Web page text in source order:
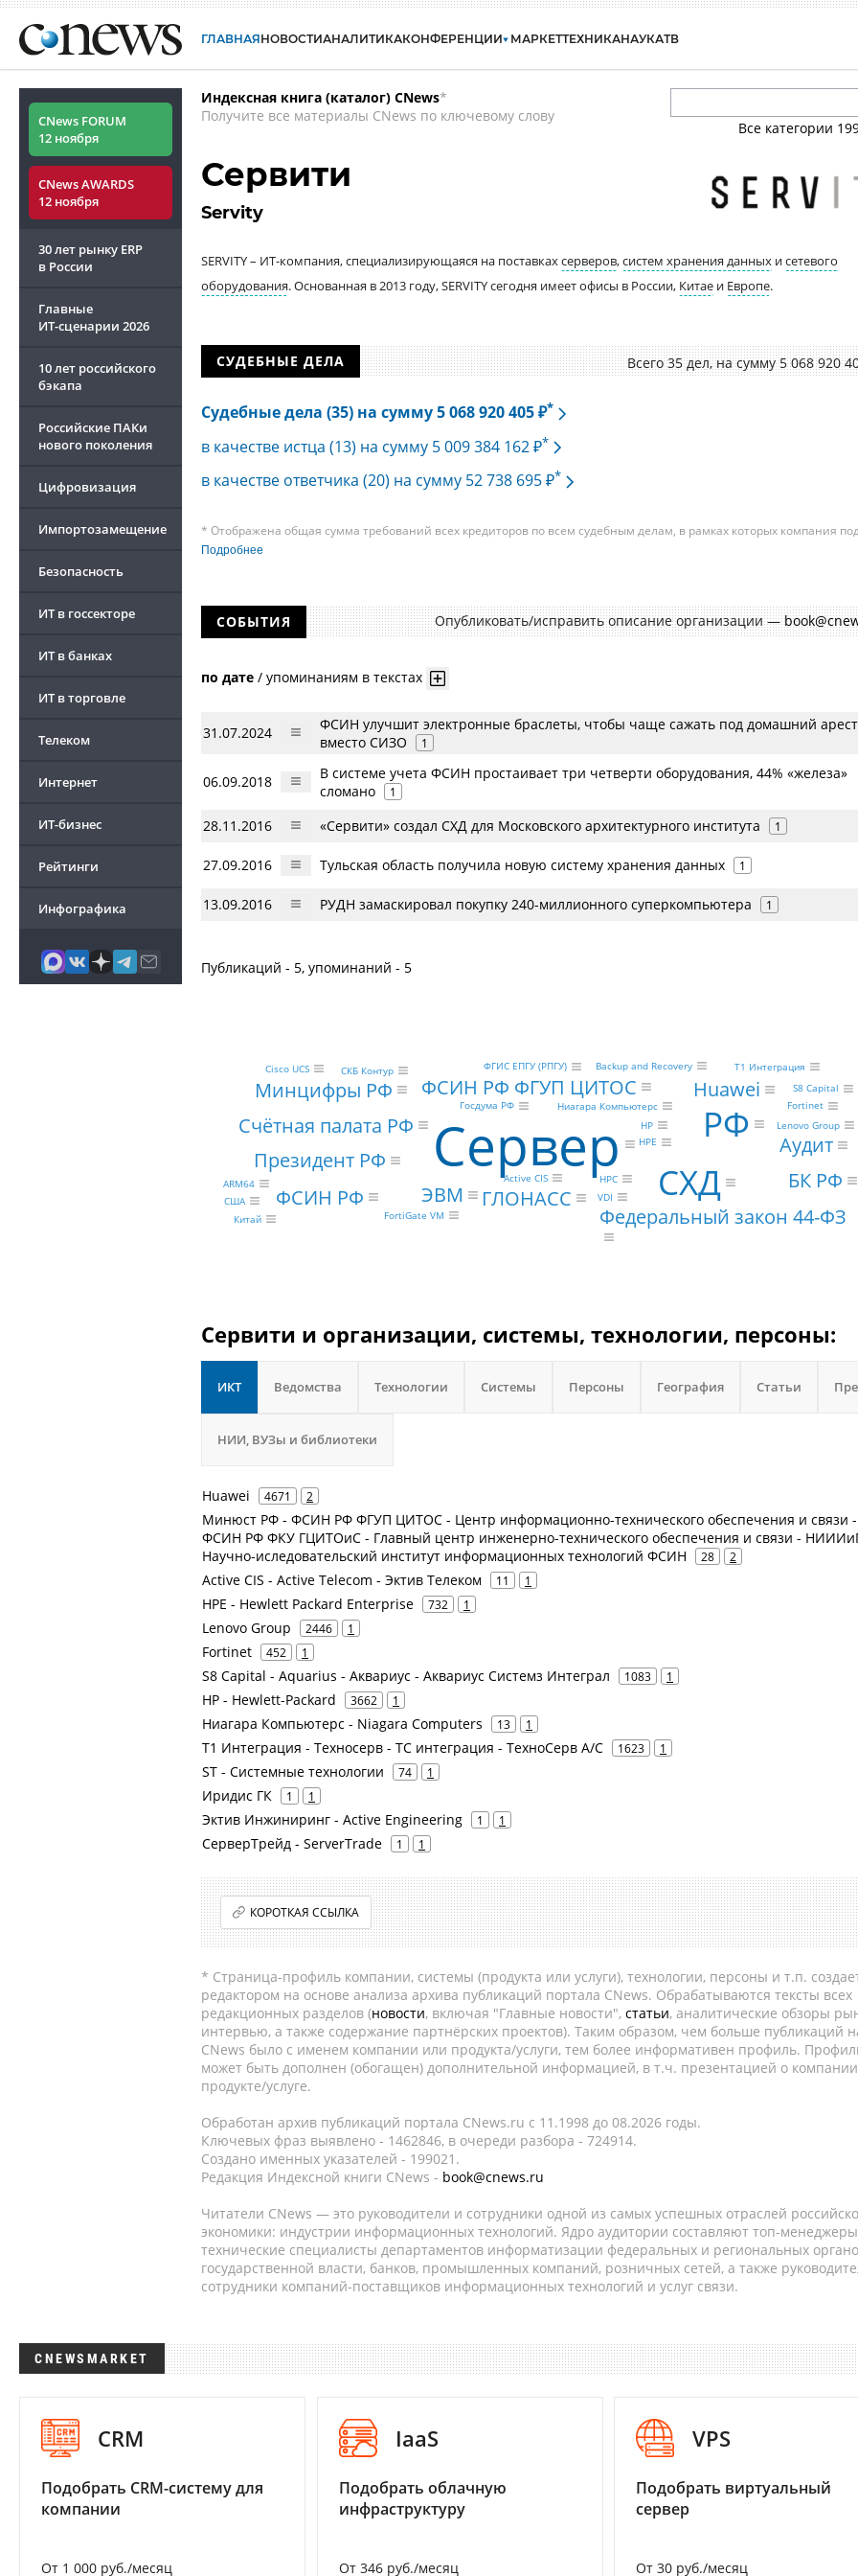
ГЛАВНАЯНОВОСТИАНАЛИТИКАКОНФЕРЕНЦИИ МАРКЕТТЕХНИКАНАУКАТВ
CNews FORUM
12 ноября
CNews AWARDS
12 ноября
30 лет рынку ERP
в России
Главные
ИТ-сценарии 2026
10 лет российского
бэкапа
Российские ПАКи
нового поколения
Цифровизация
Импортозамещение
Безопасность
ИТ в госсекторе
ИТ в банках
ИТ в торговле
Телеком
Интернет
ИТ-бизнес
Рейтинги
Инфографика
Индексная книга (каталог) CNews*
Получите все материалы CNews по ключевому слову
Все категории
Сервити
Servity
SERVITY – ИТ-компания, специализирующаяся на поставкахсерверов,систем хранения данных исетевого
оборудования. Основанная в 2013 году, SERVITY сегодня имеет офисы в России, Китае и Европе.
СУДЕБНЫЕ ДЕЛА Всего 35 дел, на cумму 5 068 920
Судебные дела (35) на сумму 5 068 920 405 ₽*
в качестве истца (13) на сумму 5 009 384 162 ₽*
в качестве ответчика (20) на сумму 52 738 695 ₽*
* Отображена общая сумма требований всех кредиторов по всем судебным делам, в рамках которых компания
требования к своим должникам — организациям. При этом, общая сумма требований всех кредиторов по делу
Подробнее
СОБЫТИЯ Опубликовать/исправить описание организации —
по дате / упоминаниям в текстах
31.07.2024
ФСИН улучшит электронные браслеты, чтобы чаще сажать под домашний арест
вместо СИЗО
1
06.09.2018
В системе учета ФСИН простаивает три четверти оборудования, 44% «железа»
сломано
1
28.11.2016 «Сервити» создал СХД для Московского архитектурного института 1
27.09.2016 Тульская область получила новую систему хранения данных 1
13.09.2016 РУДН замаскировал покупку 240-миллионного суперкомпьютера 1
Публикаций - 5, упоминаний - 5
Сервер
СХД
РФ
Huawei
ФСИН РФ ФГУП ЦИТОС
Минцифры РФ
Счётная палата РФ
Президент РФ
ФСИН РФ
ЭВМ ГЛОНАСС
Федеральный закон 44-ФЗ
БК РФ
Аудит
Active CIS
HPE
Lenovo Group
Fortinet
S8 Capital
HP
Ниагара Компьютерс
Т1 Интеграция
Госдума РФ
HPC
VDI
ARM64
Backup and Recovery
ФГИС ЕПГУ (РПГУ)
СКБ Контур
Cisco UCS
FortiGate VM
Китай
США
Сервити и организации, системы, технологии, персоны:
ИКТ Ведомства Технологии Системы Персоны География Статьи
НИИ, ВУЗы и библиотеки
Huawei 4671 2
Минюст РФ - ФСИН РФ ФГУП ЦИТОС - Центр информационно-технического обеспечения и связи -
ФСИН РФ ФКУ ГЦИТОиС - Главный центр инженерно-технического обеспечения и связи -
Научно-иследовательский институт информационных технологий ФСИН
28 2
Active CIS - Active Telecom - Эктив Телеком 11 1
HPE - Hewlett Packard Enterprise 732 1
Lenovo Group 2446 1
Fortinet 452 1
S8 Capital - Aquarius - Аквариус - Аквариус Системз Интеграл 1083 1
HP - Hewlett-Packard 3662 1
Ниагара Компьютерс - Niagara Computers 13 1
Т1 Интеграция - Техносерв - ТС интеграция - ТехноСерв А/С 1623 1
ST - Системные технологии 74 1
Иридис ГК 1 1
Эктив Инжиниринг - Active Engineering 1 1
СерверТрейд - ServerTrade 1 1
КОРОТКАЯ ССЫЛКА
* Страница-профиль компании, системы (продукта или услуги), технологии, персоны и т.п.
редактором на основе анализа архива публикаций портала CNews. Обрабатываются тексты всех
редакционных разделов (новости, включая "Главные новости", статьи, аналитические обзоры
интервью, а также содержание партнёрских проектов). Таким образом, чем больше публикаций
CNews было с именем компании или продукта/услуги, тем более информативен профиль.
может быть дополнен (обогащен) дополнительной информацией, в т.ч. презентацией о
продукте/услуге.
Обработан архив публикаций портала CNews.ru c 11.1998 до 08.2026 годы.
Ключевых фраз выявлено - 1462846, в очереди разбора - 724914.
Создано именных указателей - 199021.
Редакция Индексной книги CNews - book@cnews.ru
Читатели CNews — это руководители и сотрудники одной из самых успешных отраслей
экономики: индустрии информационных технологий. Ядро аудитории составляют топ-
технические специалисты департаментов информатизации федеральных и региональных
государственной власти, банков, промышленных компаний, розничных сетей, а также
сотрудники компаний-поставщиков информационных технологий и услуг связи.
CNEWSMARKET
CRM
Подобрать CRM-систему для
компании
От 1 000 руб./месяц
IaaS
Подобрать облачную
инфраструктуру
От 346 руб./месяц
VPS
Подобрать виртуальный
сервер
От 30 руб./месяц